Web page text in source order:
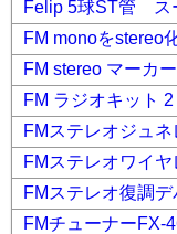
Felip 5球ST管 ス
FM monoをstereo
FM stereo マーカー
FM ラジオキット 2
FMステレオジュネ
FMステレオワイ
FMステレオ復調
FMチューナーFX-